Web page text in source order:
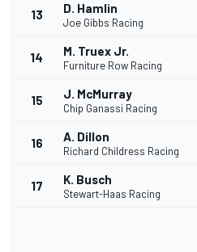
13 D. Hamlin
Joe Gibbs Racing
14 M. Truex Jr.
Furniture Row Racing
15 J. McMurray
Chip Ganassi Racing
16 A. Dillon
Richard Childress Racing
17 K. Busch
Stewart-Haas Racing